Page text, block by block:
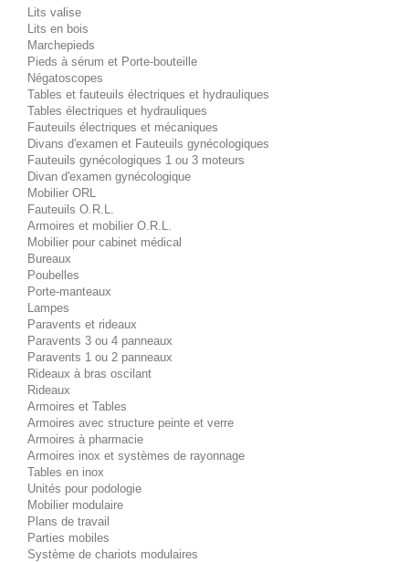
Lits valise
Lits en bois
Marchepieds
Pieds à sérum et Porte-bouteille
Négatoscopes
Tables et fauteuils électriques et hydrauliques
Tables électriques et hydrauliques
Fauteuils électriques et mécaniques
Divans d'examen et Fauteuils gynécologiques
Fauteuils gynécologiques 1 ou 3 moteurs
Divan d'examen gynécologique
Mobilier ORL
Fauteuils O.R.L.
Armoires et mobilier O.R.L.
Mobilier pour cabinet médical
Bureaux
Poubelles
Porte-manteaux
Lampes
Paravents et rideaux
Paravents 3 ou 4 panneaux
Paravents 1 ou 2 panneaux
Rideaux à bras oscilant
Rideaux
Armoires et Tables
Armoires avec structure peinte et verre
Armoires à pharmacie
Armoires inox et systèmes de rayonnage
Tables en inox
Unités pour podologie
Mobilier modulaire
Plans de travail
Parties mobiles
Système de chariots modulaires